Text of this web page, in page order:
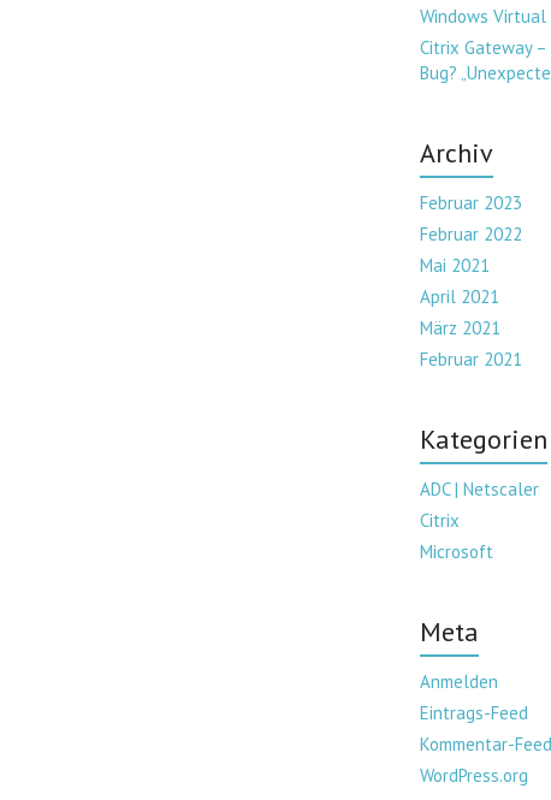
Windows
Citrix Gateway
Bug?
Archiv
Februar 2023
Februar 2022
Mai 2021
April 2021
März 2021
Februar 2021
Kategorien
ADC | Netscaler
Citrix
Microsoft
Meta
Anmelden
Eintrags-Feed
Kommentar-Feed
WordPress.org